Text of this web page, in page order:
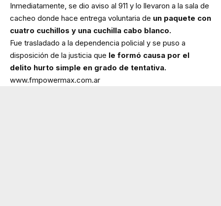
Inmediatamente, se dio aviso al 911 y lo llevaron a la sala de
cacheo donde hace entrega voluntaria de un paquete con
cuatro cuchillos y una cuchilla cabo blanco.
Fue trasladado a la dependencia policial y se puso a
disposición de la justicia que le formó causa por el
delito hurto simple en grado de tentativa.
www.fmpowermax.com.ar